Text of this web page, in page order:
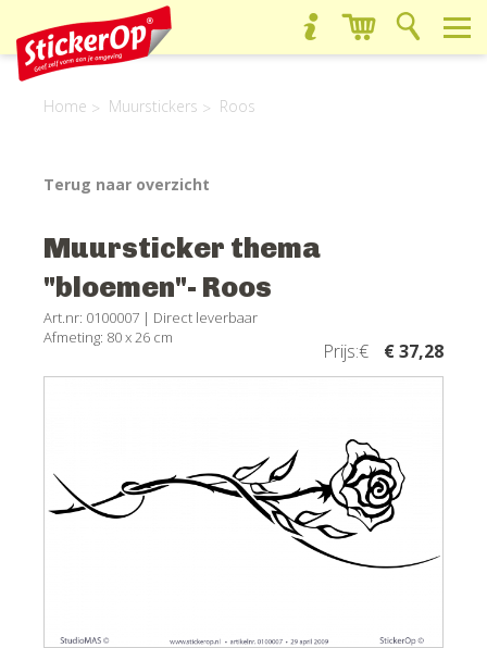
Home Muurstickers Roos
Terug naar overzicht
Muursticker thema
"bloemen"- Roos
Art.nr: 0100007 | Direct leverbaar
Afmeting: 80 x 26 cm
Prijs:€ € 37,28